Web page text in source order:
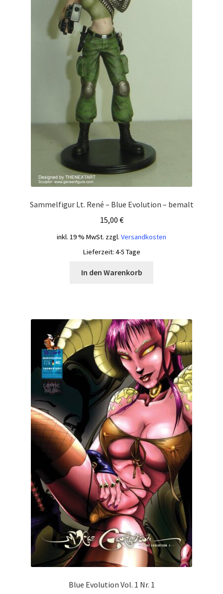
Sammelfigur Lt. René – Blue Evolution – bemalt
15,00 €
inkl. 19 % MwSt. zzgl. Versandkosten
Lieferzeit: 4-5 Tage
In den Warenkorb
Blue Evolution Vol. 1 Nr. 1